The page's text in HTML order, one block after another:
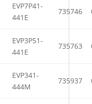
EVP7P41-
441E
735746
EVP3P51-
441E
735763
EVP341-
444M
735937